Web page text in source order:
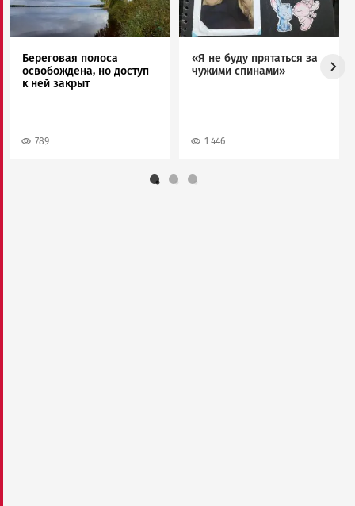
Береговая полоса
освобождена, но доступ
к ней закрыт
789
«Я не буду прятаться за
чужими спинами»
1 446